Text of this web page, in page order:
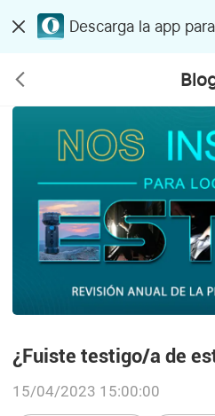
Descarga la app
¿Fuiste testigo/a de
15/04/2023 15:00:00